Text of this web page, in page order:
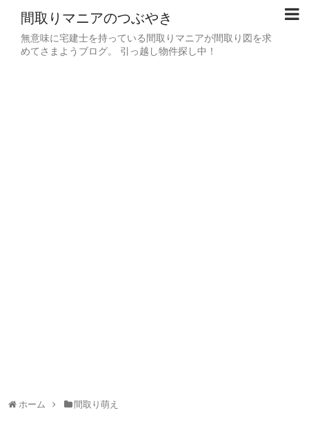
間取りマニアのつぶやき
無意味に宅建士を持っている間取りマニアが間取り図を求
めてさまようブログ。 引っ越し物件探し中！
ホーム 間取り萌え